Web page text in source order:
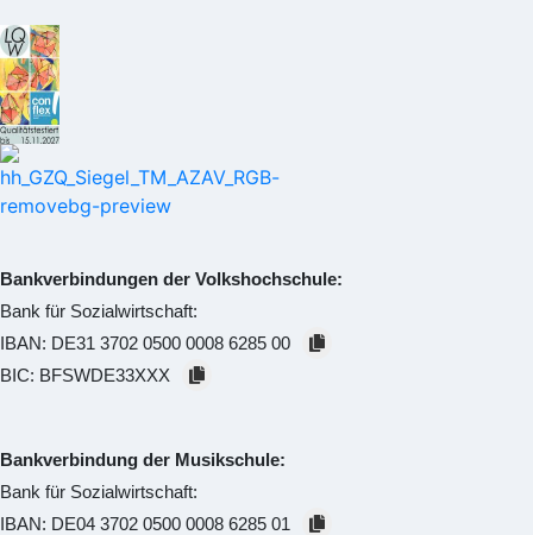
Bankverbindungen der Volkshochschule:
Bank für Sozialwirtschaft:
IBAN: DE31 3702 0500 0008 6285 00
BIC: BFSWDE33XXX
Bankverbindung der Musikschule:
Bank für Sozialwirtschaft:
IBAN: DE04 3702 0500 0008 6285 01